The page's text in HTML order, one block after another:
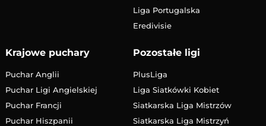
Liga Portugalska
Eredivisie
Krajowe puchary
Puchar Anglii
Puchar Ligi Angielskiej
Puchar Francji
Puchar Hiszpanii
Pozostałe ligi
PlusLiga
Liga Siatkówki Kobiet
Siatkarska Liga Mistrzów
Siatkarska Liga Mistrzyń